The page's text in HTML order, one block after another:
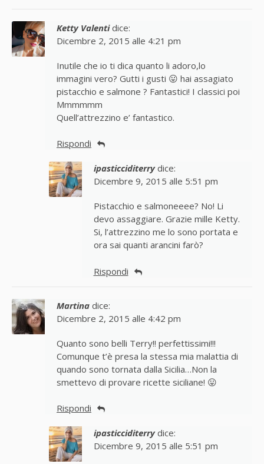
Ketty Valenti dice:
Dicembre 2, 2015 alle 4:21 pm
Inutile che io ti dica quanto li adoro,lo
immagini vero? Gutti i gusti 😛 hai assagiato
pistacchio e salmone ? Fantastici! I classici poi
Mmmmmm
Quell’attrezzino e’ fantastico.
Rispondi
ipasticciditerry dice:
Dicembre 9, 2015 alle 5:51 pm
Pistacchio e salmoneeee? No! Li
devo assaggiare. Grazie mille Ketty.
Si, l’attrezzino me lo sono portata e
ora sai quanti arancini farò?
Rispondi
Martina dice:
Dicembre 2, 2015 alle 4:42 pm
Quanto sono belli Terry!! perfettissimi!!!
Comunque t’è presa la stessa mia malattia di
quando sono tornata dalla Sicilia…Non la
smettevo di provare ricette siciliane! 😛
Rispondi
ipasticciditerry dice:
Dicembre 9, 2015 alle 5:51 pm